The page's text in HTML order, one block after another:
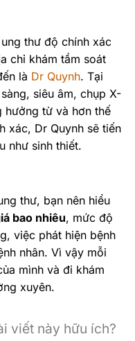
thư độ chính xác
chỉ khám tầm soát
là Dr Quynh. Tại
siêu âm, chụp X-
hưởng từ và hơn thế
xác, Dr Quynh sẽ tiến
như sinh thiết.
thư, bạn nên hiểu
bao nhiêu, mức độ
việc phát hiện bệnh
nhân. Vì vậy mỗi
mình và đi khám
xuyên.
viết này hữu ích?